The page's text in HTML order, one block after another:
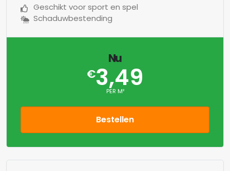
Geschikt voor sport en spel
Schaduwbestending
Nu
€3,49
PER M²
Bestellen